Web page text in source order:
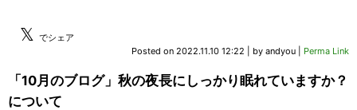
𝕏 でシェア
Posted on 2022.11.10 12:22 by andyou Perma Link
「10月のブログ」秋の夜長にしっかり眠れていますか？
について